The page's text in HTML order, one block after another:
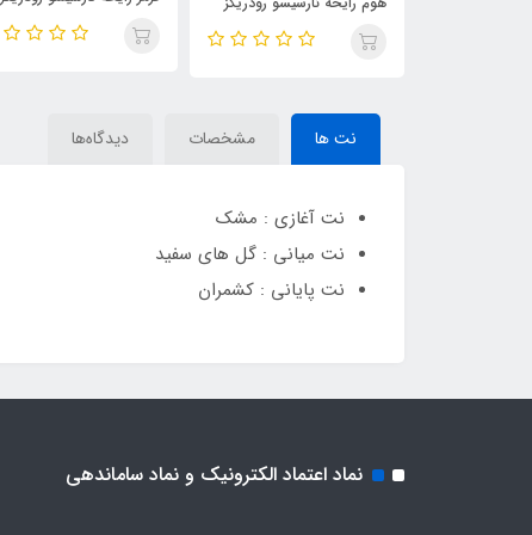
قرمز ، Rodriguez
Rouge(Redriguez Rouge)
رودریگز پیور ماسک ابسولو
نت ها مشخصات دیدگاه‌ها
نت آغازی : مشک
نت میانی : گل های سفید
نت پایانی : کشمران
نماد اعتماد الکترونیک و نماد ساماندهی